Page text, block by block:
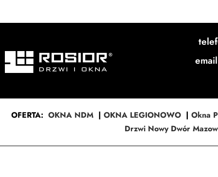
OFERTA: OKNA NDM | OKNA LEGIONOWO | Okna
Drzwi Nowy Dwór